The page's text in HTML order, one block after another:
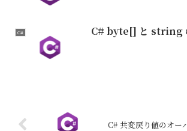
C# C# byte[] と string
C# 共変戻り値のオー